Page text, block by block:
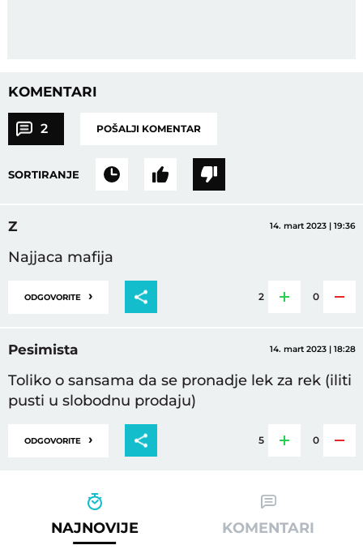
KOMENTARI
2 POŠALJI KOMENTAR
SORTIRANJE
14. mart 2023 | 19:36
Z
Najjaca mafija
ODGOVORITE › 2 0
14. mart 2023 | 18:28
Pesimista
Toliko o sansama da se pronadje lek za rek (iliti
pusti u slobodnu prodaju)
ODGOVORITE › 5 0
NAJNOVIJE KOMENTARI